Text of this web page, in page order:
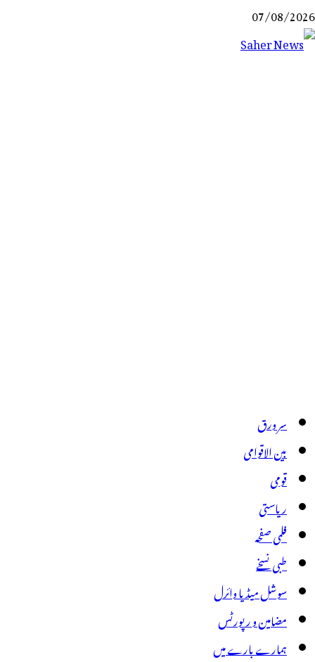
Skip
to
07/08/2026
سر ورق
بین الاقوامی
قومی
ریاستی
فلمی صفحہ
طبی نسخے
سوشل میڈیا وائرل
مضامین و رپورٹس
ہمارے بارے میں